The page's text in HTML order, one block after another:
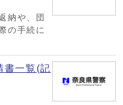
納や、団
の手続に
書一覧(記